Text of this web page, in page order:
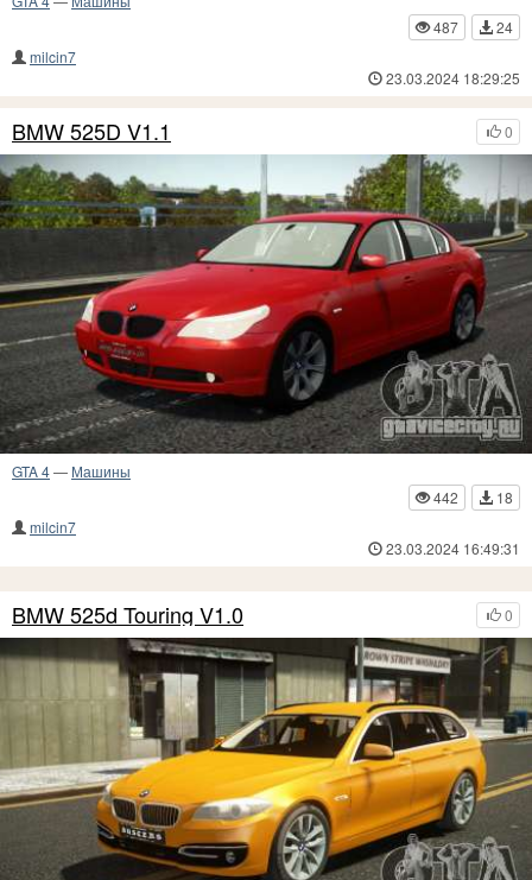
487
24
milcin7
23.03.2024 18:29:25
0
BMW 525D V1.1
GTA 4— Машины
442
18
milcin7
23.03.2024 16:49:31
0
BMW 525d Touring V1.0